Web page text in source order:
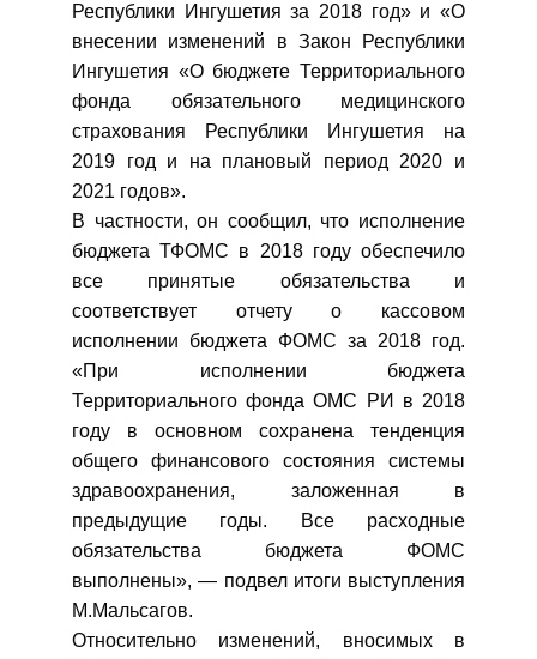
Республики Ингушетия за 2018 год» и «О
внесении изменений в Закон Республики
Ингушетия «О бюджете Территориального
фонда обязательного медицинского
страхования Республики Ингушетия на
2019 год и на плановый период 2020 и
2021 годов».
В частности, он сообщил, что исполнение
бюджета ТФОМС в 2018 году обеспечило
все принятые обязательства и
соответствует отчету о кассовом
исполнении бюджета ФОМС за 2018 год.
«При исполнении бюджета
Территориального фонда ОМС РИ в 2018
году в основном сохранена тенденция
общего финансового состояния системы
здравоохранения, заложенная в
предыдущие годы. Все расходные
обязательства бюджета ФОМС
выполнены», — подвел итоги выступления
М.Мальсагов.
Относительно изменений, вносимых в